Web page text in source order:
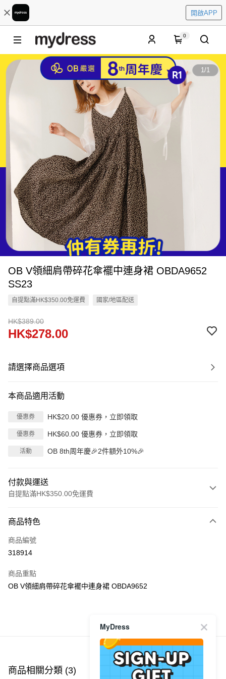
開啟APP
0
1/1
OB V領細肩帶碎花傘襬中連身裙 OBDA9652
SS23
自提點滿HK$350.00免運費 國家/地區配送
HK$389.00
HK$278.00
請選擇商品選項
本商品適用活動
優惠券 HK$20.00 優惠券，立即領取
優惠券 HK$60.00 優惠券，立即領取
活動 OB 8th周年慶🎉2件額外10%🎉
付款與運送
自提點滿HK$350.00免運費
信用卡
Apple Pay
PayMe
每筆HK$40.00，滿HK$350.00或以上免運費
付款後順豐站及營業點
商品特色
商品編號
318914
商品重點
OB V領細肩帶碎花傘襬中連身裙 OBDA9652
商品推薦
商品相關分類 (3)
MyDress